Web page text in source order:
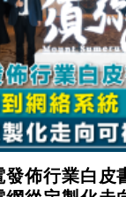
10月換帥 玩具「
覆波動收跌 連挫
月美元計價出口
美元
季三度入市撐日
高
料美伊戰事快結
佈行業白皮